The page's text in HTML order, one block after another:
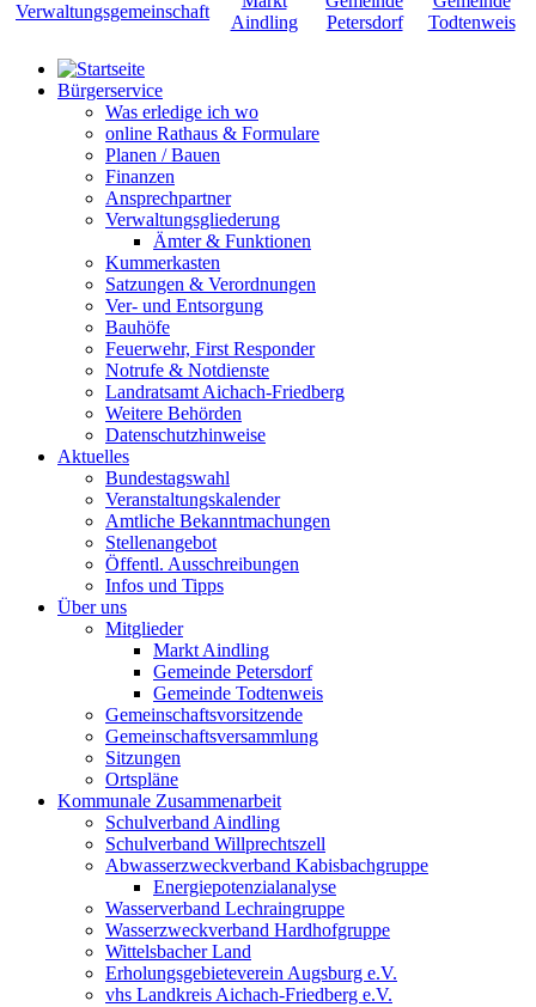
Bürgerservice
Was erledige ich wo
online Rathaus & Formulare
Planen / Bauen
Finanzen
Ansprechpartner
Verwaltungsgliederung
Ämter & Funktionen
Kummerkasten
Satzungen & Verordnungen
Ver- und Entsorgung
Bauhöfe
Feuerwehr, First Responder
Notrufe & Notdienste
Landratsamt Aichach-Friedberg
Weitere Behörden
Datenschutzhinweise
Aktuelles
Bundestagswahl
Veranstaltungskalender
Amtliche Bekanntmachungen
Stellenangebot
Öffentl. Ausschreibungen
Infos und Tipps
Über uns
Mitglieder
Markt Aindling
Gemeinde Petersdorf
Gemeinde Todtenweis
Gemeinschaftsvorsitzende
Gemeinschaftsversammlung
Sitzungen
Ortspläne
Kommunale Zusammenarbeit
Schulverband Aindling
Schulverband Willprechtszell
Abwasserzweckverband Kabisbachgruppe
Energiepotenzialanalyse
Wasserverband Lechraingruppe
Wasserzweckverband Hardhofgruppe
Wittelsbacher Land
Erholungsgebieteverein Augsburg e.V.
vhs Landkreis Aichach-Friedberg e.V.